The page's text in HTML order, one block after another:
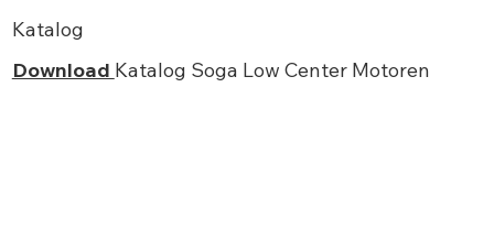
Katalog
Download Katalog Soga Low Center Motoren